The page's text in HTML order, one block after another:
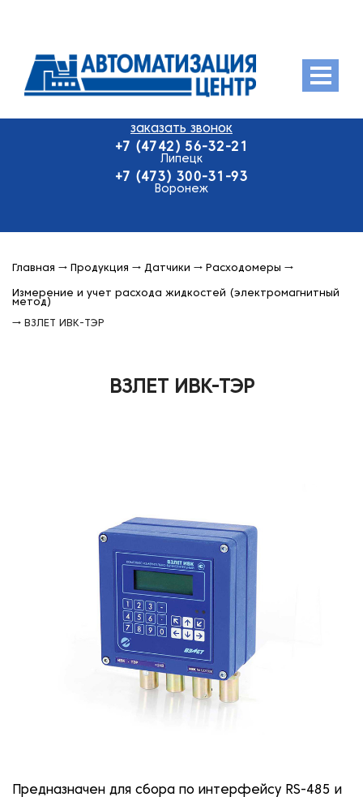
Menu
О компании
Продукция
Оплата и доставка
заказать звонок
+7 (4742) 56-32-21
Липецк
+7 (473) 300-31-93
Воронеж
Главная → Продукция → Датчики → Расходомеры →
Измерение и учет расхода жидкостей (электромагнитный
метод)
→ ВЗЛЕТ ИВК-ТЭР
ВЗЛЕТ ИВК-ТЭР
Предназначен для сбора по интерфейсу RS-485 и